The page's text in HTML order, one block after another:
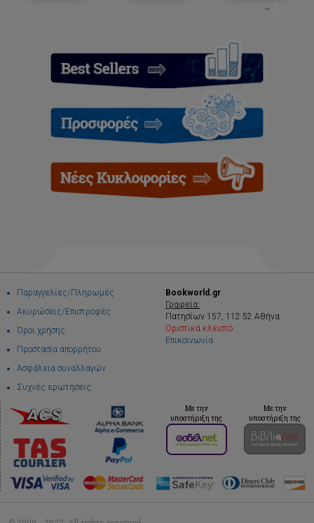
Παραγγελίες/Πληρωμές
Ακυρώσεις/Επιστροφές
Όροι χρήσης
Προστασία απορρήτου
Ασφάλεια συναλλαγών
Συχνές ερωτήσεις
Bookworld.gr
Γραφεία:
Πατησίων 157, 112 52 Αθήνα
Οριστικά κλειστό
Επικοινωνία
Με την
υποστήριξη της
Με την
υποστήριξη της